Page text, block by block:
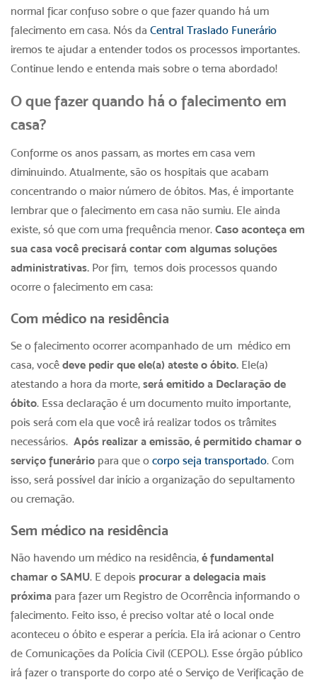
normal ficar confuso sobre o que fazer quando há um
falecimento em casa. Nós da Central Traslado Funerário
iremos te ajudar a entender todos os processos importantes.
Continue lendo e entenda mais sobre o tema abordado!
O que fazer quando há o falecimento em
casa?
Conforme os anos passam, as mortes em casa vem
diminuindo. Atualmente, são os hospitais que acabam
concentrando o maior número de óbitos. Mas, é importante
lembrar que o falecimento em casa não sumiu. Ele ainda
existe, só que com uma frequência menor. Caso aconteça em
sua casa você precisará contar com algumas soluções
administrativas. Por fim, temos dois processos quando
ocorre o falecimento em casa:
Com médico na residência
Se o falecimento ocorrer acompanhado de um médico em
casa, você deve pedir que ele(a) ateste o óbito. Ele(a)
atestando a hora da morte, será emitido a Declaração de
óbito. Essa declaração é um documento muito importante,
pois será com ela que você irá realizar todos os trâmites
necessários. Após realizar a emissão, é permitido chamar o
serviço funerário para que o corpo seja transportado. Com
isso, será possível dar início a organização do sepultamento
ou cremação.
Sem médico na residência
Não havendo um médico na residência, é fundamental
chamar o SAMU. E depois procurar a delegacia mais
próxima para fazer um Registro de Ocorrência informando o
falecimento. Feito isso, é preciso voltar até o local onde
aconteceu o óbito e esperar a perícia. Ela irá acionar o Centro
de Comunicações da Polícia Civil (CEPOL). Esse órgão público
irá fazer o transporte do corpo até o Serviço de Verificação de